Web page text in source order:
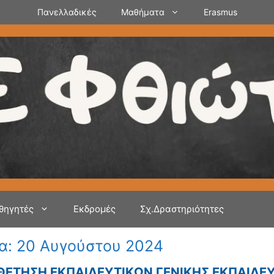
Πανελλαδικές Μαθήματα Erasmus
Εκδρομές Σχ.Δραστηριότητες
20 Αυγούστου 2024